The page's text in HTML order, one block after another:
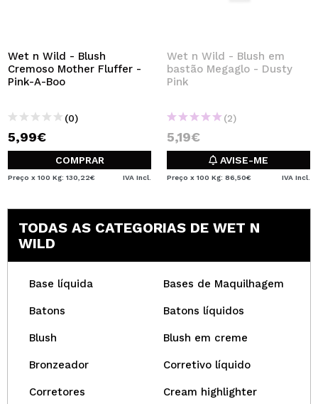
Wet n Wild - Blush
Cremoso Mother Fluffer -
Pink-A-Boo
(0)
5,99€
COMPRAR
Preço x 100 Kg: 130,22€ IVA Incl.
Wet n Wild - Blush em
bastão Megaglo - Dusty
Pink
(2)
5,19€
AVISE-ME
Preço x 100 Kg: 86,50€ IVA Incl.
TODAS AS CATEGORIAS DE WET N
WILD
Base líquida Bases de Maquilhagem
Batons Batons líquidos
Blush Blush em creme
Bronzeador Corretivo líquido
Corretores Cream highlighter